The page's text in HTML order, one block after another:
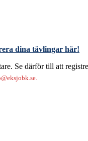
dina tävlingar här!
Se därför till att